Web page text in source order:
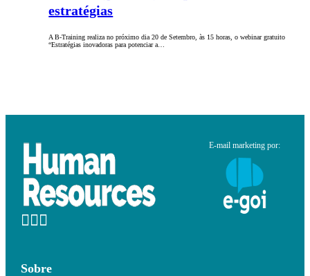
estratégias
A B-Training realiza no próximo dia 20 de Setembro, às 15 horas, o webinar gratuito
“Estratégias inovadoras para potenciar a…
E-mail marketing por:
Sobre